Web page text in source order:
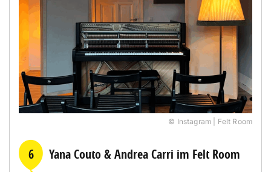
© Instagram | Felt Room
6 Yana Couto & Andrea Carri im Felt Room